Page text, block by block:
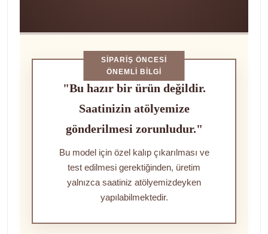
SIPARIŞ ÖNCESI
ÖNEMLI BILGI
"Bu hazır bir ürün değildir.
Saatinizin atölyemize
gönderilmesi zorunludur."
Bu model için özel kalıp çıkarılması ve
test edilmesi gerektiğinden, üretim
yalnızca saatiniz atölyemizdeyken
yapılabilmektedir.